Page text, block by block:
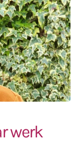
werk